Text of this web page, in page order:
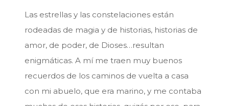
Las estrellas y las constelaciones están
rodeadas de magia y de historias, historias de
amor, de poder, de Dioses…resultan
enigmáticas. A mí me traen muy buenos
recuerdos de los caminos de vuelta a casa
con mi abuelo, que era marino, y me contaba